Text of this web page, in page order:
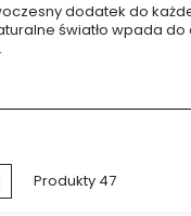
dodatek do
światło wpada
Lista Produkty 47